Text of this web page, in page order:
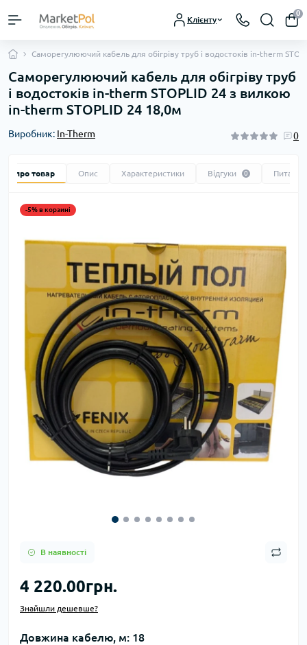
Клієнту
0
Саморегулюючий кабель для обігріву труб і водостоків in-therm
Саморегулюючий кабель для обігріву труб
і водостоків in-therm STOPLID 24 з вилкою
in-therm STOPLID 24 18,0м
Виробник: In-Therm 0
про товар Опис Характеристики Відгуки 0 Питання
-5% в корзині
В наявності
4 220.00грн.
Знайшли дешевше?
Довжина кабелю, м: 18